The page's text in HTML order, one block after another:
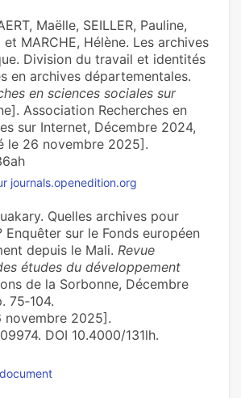
Maëlle, SEILLER, Pauline,
et MARCHE, Hélène. Les archives
Division du travail et identités
en archives départementales.
en sciences sociales sur
Association Recherches en
sur Internet, Décembre 2024,
le 26 novembre 2025].
journals.openedition.org
Quelles archives pour
Enquêter sur le Fonds européen
depuis le Mali. Revue
études du développement
de la Sorbonne, Décembre
75‑104.
novembre 2025].
DOI 10.4000/131lh.